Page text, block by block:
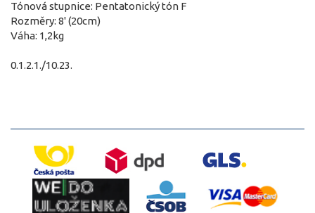
Tónová stupnice: Pentatonický tón F
Rozměry: 8' (20cm)
Váha: 1,2kg
0.1.2.1./10.23.